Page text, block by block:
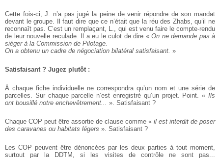
Cette fois-ci, J. n’a pas jugé la peine de venir répondre de son mandat
devant legroupe. Il faut dire que ce n’était que la réu des Zhabs, qu’il ne
reconnaît pas. C’est un remplaçant, L., qui est venu faire le compte-rendu
de leur nouvelle reculade. Il a eu le culot de dire « On ne demande pas à
siéger à la Commission de Pilotage.
On a obtenu un cadre de négociation bilatéral satisfaisant. »
Satisfaisant ? Jugez plutôt :
À chaque fiche individuelle ne correspondra qu’un nom et une série de
parcelles. Sur chaque parcelle n’est enregistré qu’un projet. Point. « Ils
ont bousillé notre enchevêtrement... ». Satisfaisant ?
Chaque COP peut être assortie de clause comme « il est interdit de poser
des caravanes ou habitats légers ». Satisfaisant ?
Les COP peuvent être dénoncées par les deux parties à tout moment,
surtout par la DDTM, si les visites de contrôle ne sont pas...